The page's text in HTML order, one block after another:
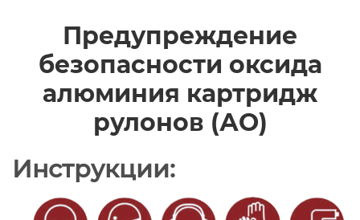
Предупреждение
безопасности оксида
алюминия картридж
рулонов (АО)
Инструкции: